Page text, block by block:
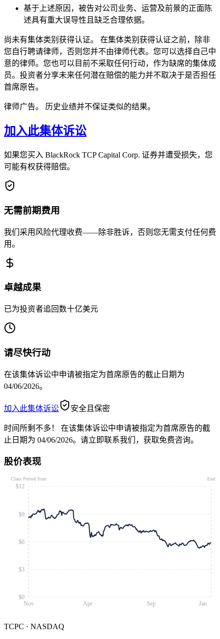
基于上述原因，被告对公司业务、运营及前景的正面陈
述具有重大误导性且缺乏合理依据。
尚未有集体类别获得认证。 在集体类别获得认证之前，除非
您自行聘请律师，否则您并不由律师代表。您可以选择自己中
意的律师。您也可以目前不采取任何行动，作为缺席的集体成
员。投资者分享未来任何潜在赔偿的能力并不取决于是否担任
首席原告。
律师广告。 历史业绩并不保证类似的结果。
加入此集体诉讼
如果您买入 BlackRock TCP Capital Corp. 证券并遭受损失，您
可能有权获得赔偿。
无需前期费用
我们采用风险代理收费——除非胜诉，否则您无需支付任何费
用。
卓越成果
已为投资者追回数十亿美元
请尽快行动
在该集体诉讼中申请被指定为首席原告的截止日期为
04/06/2026。
加入此集体诉讼 安全且保密
时间所剩不多！
在该集体诉讼中申请被指定为首席原告的截
止日期为 04/06/2026。请立即联系我们，获取免费咨询。
股价表现
Nov Apr Sep Jan
$0
$3
$6
$9
$12
Class Period Start End
TCPC · NASDAQ